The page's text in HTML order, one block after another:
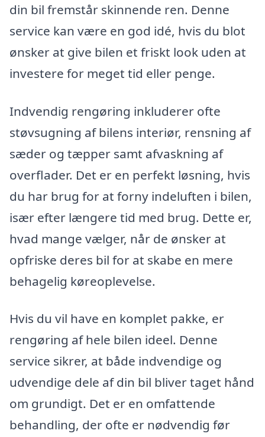
din bil fremstår skinnende ren. Denne
service kan være en god idé, hvis du blot
ønsker at give bilen et friskt look uden at
investere for meget tid eller penge.
Indvendig rengøring inkluderer ofte
støvsugning af bilens interiør, rensning af
sæder og tæpper samt afvaskning af
overflader. Det er en perfekt løsning, hvis
du har brug for at forny indeluften i bilen,
især efter længere tid med brug. Dette er,
hvad mange vælger, når de ønsker at
opfriske deres bil for at skabe en mere
behagelig køreoplevelse.
Hvis du vil have en komplet pakke, er
rengøring af hele bilen ideel. Denne
service sikrer, at både indvendige og
udvendige dele af din bil bliver taget hånd
om grundigt. Det er en omfattende
behandling, der ofte er nødvendig før